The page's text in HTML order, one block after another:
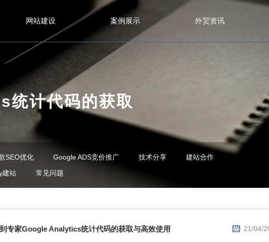
网站建设 案例展示 外贸资讯
计代码的获取
SEO优化 Google ADS竞价推广 技术分享
建站合作
建站 常见问题
21/04/
专家Google Analytics统计代码的获取与高效使用